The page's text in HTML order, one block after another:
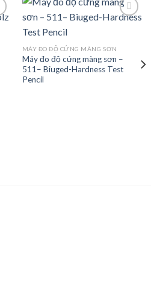
wishlist
MÁY ĐO ĐỘ CỨNG MÀNG SƠN
Máy đo độ cứng màng sơn –
511– Biuged-Hardness Test
Pencil